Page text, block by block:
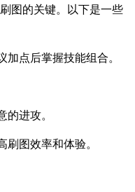
图的关键。以下是一些
点后掌握技能组合。
进攻。
图效率和体验。